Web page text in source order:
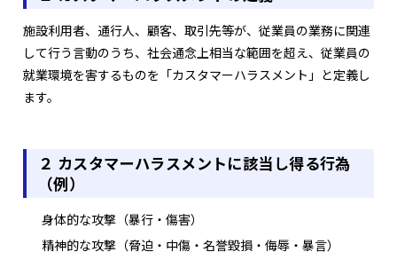
施設利用者、通行人、顧客、取引先等が、従業員の業務に関連
して行う言動のうち、社会通念上相当な範囲を超え、従業員の
就業環境を害するものを「カスタマーハラスメント」と定義し
ます。
２ カスタマーハラスメントに該当し得る行為
（例）
身体的な攻撃（暴行・傷害）
精神的な攻撃（脅迫・中傷・名誉毀損・侮辱・暴言）